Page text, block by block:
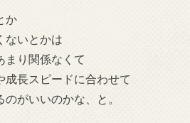
か
ないとかは
まり関係なくて
成長スピードに合わせて
のがいいのかな、と。